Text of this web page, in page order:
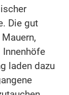
Die gut
Innenhöfe
laden dazu